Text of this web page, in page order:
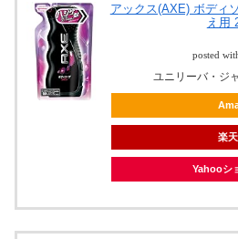
アックス(AXE) ボディ
え用
posted
ユニリーバ・ジ
楽
Yahooシ